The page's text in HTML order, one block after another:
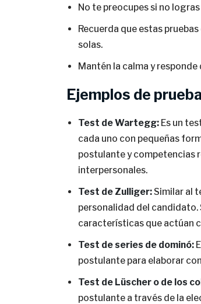
No te preocupes si no
Recuerda que estas
solas.
Mantén la calma y responde
Ejemplos de
Test de Wartegg: Es un
cada uno con pequeñas
postulante y competencias
interpersonales.
Test de Zulliger:Similar al
personalidad del candidato.
características que actúan
Test de series de dominó:
postulante para elaborar
Test de Lüscher o de los
postulante a través de la